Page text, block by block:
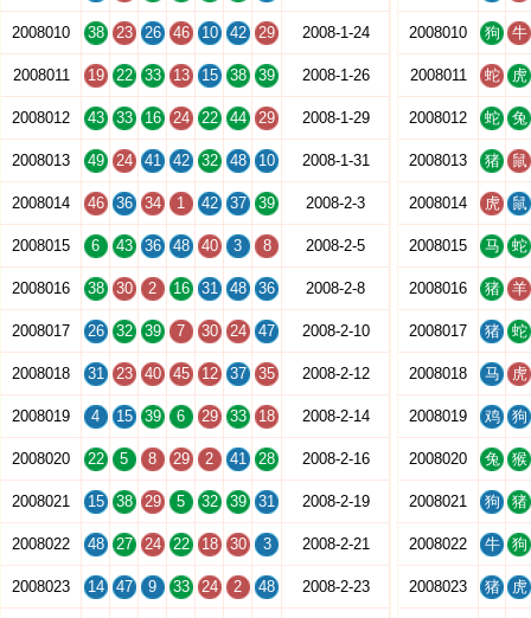
2008010 38 23 26 46 10 42 29 2008-1-24
2008011 19 22 33 13 15 38 39 2008-1-26
2008012 43 33 16 24 22 44 29 2008-1-29
2008013 49 24 41 42 32 48 10 2008-1-31
2008014 46 36 34 1 42 37 39 2008-2-3
2008015 6 43 36 48 40 3 8 2008-2-5
2008016 38 30 2 16 31 48 36 2008-2-8
2008017 26 32 39 7 30 24 47 2008-2-10
2008018 31 23 40 45 12 37 35 2008-2-12
2008019 4 15 39 6 29 33 18 2008-2-14
2008020 22 5 8 29 2 41 28 2008-2-16
2008021 15 38 29 5 32 39 31 2008-2-19
2008022 48 27 24 22 18 30 3 2008-2-21
2008023 14 47 9 33 24 2 48 2008-2-23
2008010 狗 牛
2008011 蛇 虎
2008012 蛇 兔
2008013 猪 鼠
2008014 虎 鼠
2008015 马 蛇
2008016 猪 羊
2008017 猪 蛇
2008018 马 虎
2008019 鸡 狗
2008020 兔 猴
2008021 狗 猪
2008022 牛 狗
2008023 猪 虎